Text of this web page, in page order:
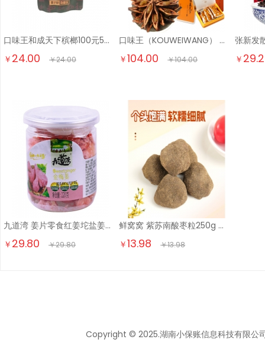
口味王和成天下槟榔100元50元新果湖南批发30元和成裸 50元裸包*1
￥ 24.00 ￥24.00
口味王（KOUWEIWANG） 和成天下红钻绿钻黑钻红铁橙铁味赢天下金风玉露 30g5袋金风玉露
￥104.00 ￥104.00 ￥
九道湾 姜片零食红姜坨盐姜丝即食2瓶罐装 金梅姜干姜果干蜜饯湖南特产 金梅姜220g*2瓶
￥ 29.80 ￥29.80
鲜窝窝 紫苏南酸枣粒250g 湖南特产五眼果擂枣蜜饯休闲开味零食
￥13.98 ￥13.98
Copyright © 2025.湖南小保账信息科技有限公